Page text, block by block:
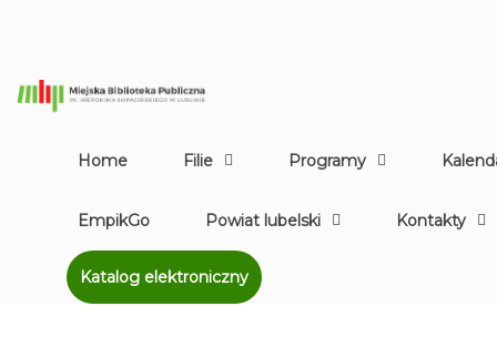
Home Filie Programy
EmpikGo Powiat lubelski Kontakty
Katalog elektroniczny